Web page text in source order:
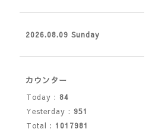
2026.08.09 Sunday
カウンター
Today : 84
Yesterday : 951
Total : 1017981